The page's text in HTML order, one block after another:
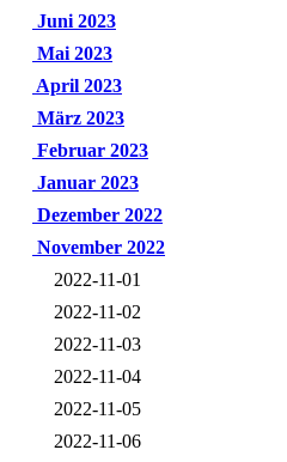
Juni 2023
Mai 2023
April 2023
März 2023
Februar 2023
Januar 2023
Dezember 2022
November 2022
2022-11-01
2022-11-02
2022-11-03
2022-11-04
2022-11-05
2022-11-06